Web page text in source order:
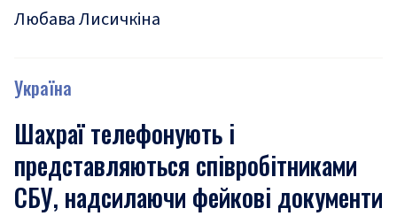
Любава Лисичкіна
Україна
Шахраї телефонують і
представляються співробітниками
СБУ, надсилаючи фейкові документи